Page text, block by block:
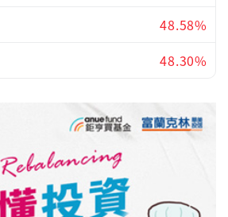
48.58%
48.30%